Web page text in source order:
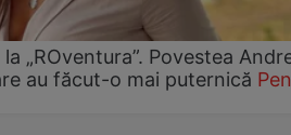
„ROventura”. Povestea
au făcut-o mai puternică